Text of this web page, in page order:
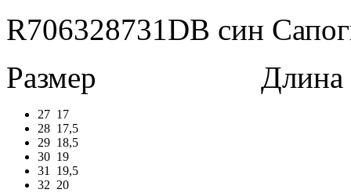
R706328731DB син
Размер
Длина в
27 17
28 17,5
29 18,5
30 19
31
19,5
32 20